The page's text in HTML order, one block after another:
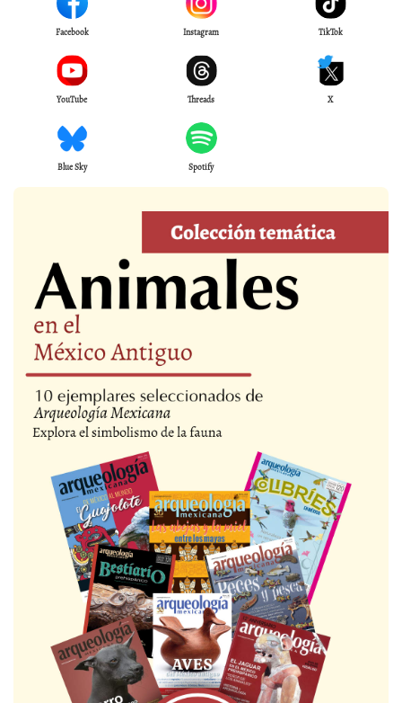
Facebook Instagram TikTok
YouTube Threads X
Blue Sky Spotify